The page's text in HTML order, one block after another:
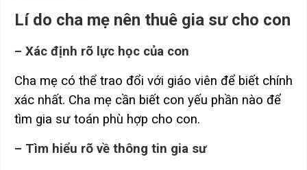
Lí do cha mẹ nên thuê gia sư cho con
– Xác định rõ lực học của con
Cha mẹ có thể trao đổi với giáo viên để biết chính
xác nhất. Cha mẹ cần biết con yếu phần nào để
tìm gia sư toán phù hợp cho con.
– Tìm hiểu rõ về thông tin gia sư